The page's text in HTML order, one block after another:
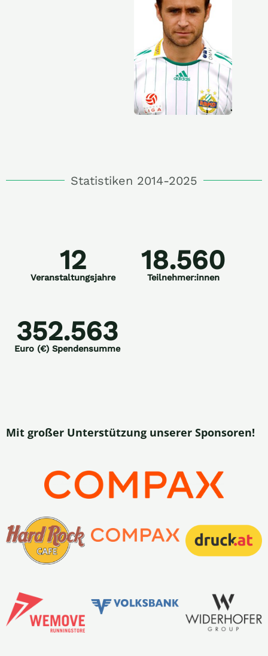
Statistiken 2014-2025
12
Veranstaltungsjahre
18.560
Teilnehmer:innen
352.563
Euro (€) Spendensumme
Mit großer Unterstützung unserer Sponsoren!